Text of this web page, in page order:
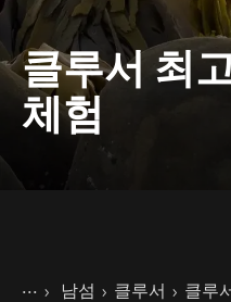
클루서 최
체험
현재 페이지
홈
남섬 클루서 클루